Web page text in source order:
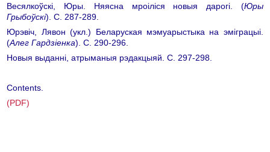
Весялкоўскі, Юры. Няясна мроіліся новыя дарогі. (Юры
Грыбоўскі). С. 287-289.
Юрэвіч, Лявон (укл.) Беларуская мэмуарыстыка на эміграцыі.
(Алег Гардзіенка). С. 290-296.
Новыя выданні, атрыманыя рэдакцыяй. C. 297-298.
Contents.
(PDF)